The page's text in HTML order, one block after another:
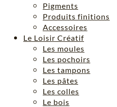
Pigments
Produits finitions
Accessoires
Le Loisir Créatif
Les moules
Les pochoirs
Les tampons
Les pâtes
Les colles
Le bois